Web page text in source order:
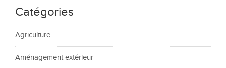
Catégories
Agriculture
Aménagement extérieur